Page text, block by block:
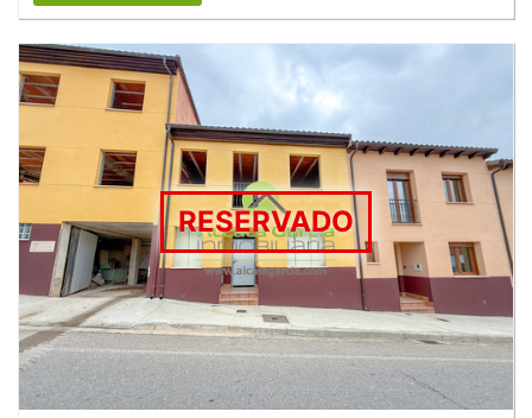
RESERVADO